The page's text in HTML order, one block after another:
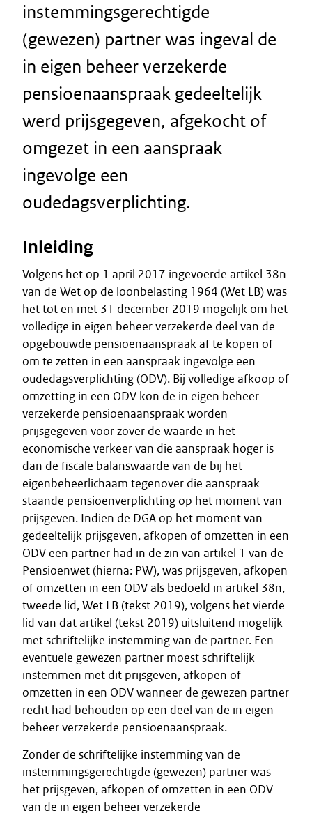
instemmingsgerechtigde
(gewezen) partner was ingeval de
in eigen beheer verzekerde
pensioenaanspraak gedeeltelijk
werd prijsgegeven, afgekocht of
omgezet in een aanspraak
ingevolge een
oudedagsverplichting.
Inleiding
Volgens het op 1 april 2017 ingevoerde artikel 38n
van de Wet op de loonbelasting 1964 (Wet LB) was
het tot en met 31 december 2019 mogelijk om het
volledige in eigen beheer verzekerde deel van de
opgebouwde pensioenaanspraak af te kopen of
om te zetten in een aanspraak ingevolge een
oudedagsverplichting (ODV). Bij volledige afkoop of
omzetting in een ODV kon de in eigen beheer
verzekerde pensioenaanspraak worden
prijsgegeven voor zover de waarde in het
economische verkeer van die aanspraak hoger is
dan de fiscale balanswaarde van de bij het
eigenbeheerlichaam tegenover die aanspraak
staande pensioenverplichting op het moment van
prijsgeven. Indien de DGA op het moment van
gedeeltelijk prijsgeven, afkopen of omzetten in een
ODV een partner had in de zin van artikel 1 van de
Pensioenwet (hierna: PW), was prijsgeven, afkopen
of omzetten in een ODV als bedoeld in artikel 38n,
tweede lid, Wet LB (tekst 2019), volgens het vierde
lid van dat artikel (tekst 2019) uitsluitend mogelijk
met schriftelijke instemming van de partner. Een
eventuele gewezen partner moest schriftelijk
instemmen met dit prijsgeven, afkopen of
omzetten in een ODV wanneer de gewezen partner
recht had behouden op een deel van de in eigen
beheer verzekerde pensioenaanspraak.
Zonder de schriftelijke instemming van de
instemmingsgerechtigde (gewezen) partner was
het prijsgeven, afkopen of omzetten in een ODV
van de in eigen beheer verzekerde